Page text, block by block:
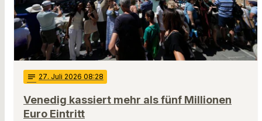
notes 27. Juli 2026 08:28
Venedig kassiert mehr als fünf Millionen
Euro Eintritt